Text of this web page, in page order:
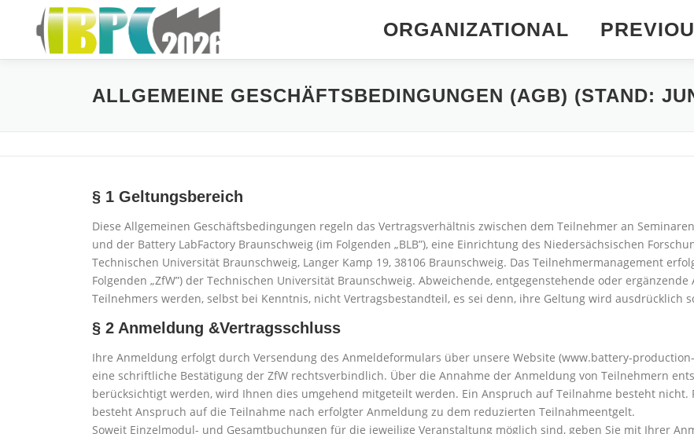
ORGANIZATIONAL
ALLGEMEINE GESCHÄFTSBEDINGUNGEN (AGB) (STAND:
§ 1 Geltungsbereich
Diese Allgemeinen Geschäftsbedingungen regeln das Vertragsverhältnis zwischen dem Teilnehmer an
und der Battery LabFactory Braunschweig (im Folgenden „BLB”), eine Einrichtung des Niedersächsischen
Technischen Universität Braunschweig, Langer Kamp 19, 38106 Braunschweig. Das Teilnehmermanagement
Folgenden „ZfW”) der Technischen Universität Braunschweig. Abweichende, entgegenstehende oder
Teilnehmers werden, selbst bei Kenntnis, nicht Vertragsbestandteil, es sei denn, ihre Geltung wird ausdrücklich
§ 2 Anmeldung &Vertragsschluss
Ihre Anmeldung erfolgt durch Versendung des Anmeldeformulars über unsere Website (www.battery-
eine schriftliche Bestätigung der ZfW rechtsverbindlich. Über die Annahme der Anmeldung von Teilnehmern
berücksichtigt werden, wird Ihnen dies umgehend mitgeteilt werden. Ein Anspruch auf Teilnahme besteht nicht.
besteht Anspruch auf die Teilnahme nach erfolgter Anmeldung zu dem reduzierten Teilnahmeentgelt.
Soweit Einzelmodul- und Gesamtbuchungen für die jeweilige Veranstaltung möglich sind, geben Sie mit Ihrer